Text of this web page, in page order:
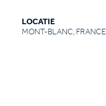
LOCATIE
MONT-BLANC, FRANCE